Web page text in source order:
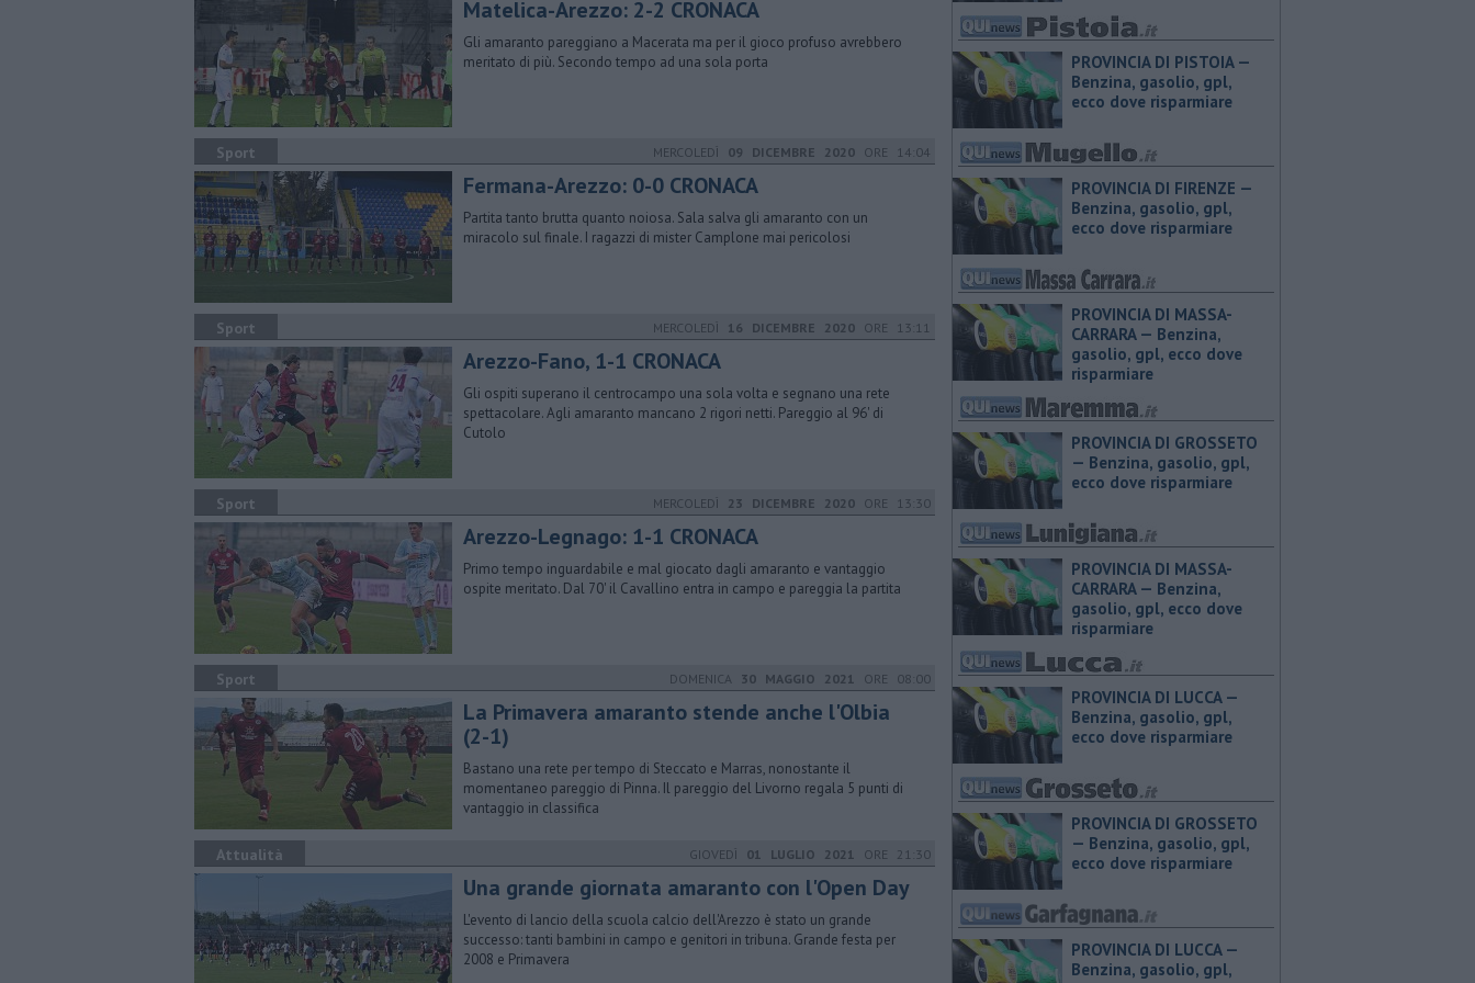
Matelica-Arezzo: 2-2 CRONACA
Gli amaranto pareggiano a Macerata ma per il gioco profuso avrebbero
meritato di più. Secondo tempo ad una sola porta
Sport MERCOLEDÌ 09 DICEMBRE 2020 ORE 14:04
Fermana-Arezzo: 0-0 CRONACA
Partita tanto brutta quanto noiosa. Sala salva gli amaranto con un
miracolo sul finale. I ragazzi di mister Camplone mai pericolosi
Sport MERCOLEDÌ 16 DICEMBRE 2020 ORE 13:11
Arezzo-Fano, 1-1 CRONACA
Gli ospiti superano il centrocampo una sola volta e segnano una rete
spettacolare. Agli amaranto mancano 2 rigori netti. Pareggio al 96' di
Cutolo
Sport MERCOLEDÌ 23 DICEMBRE 2020 ORE 13:30
Arezzo-Legnago: 1-1 CRONACA
Primo tempo inguardabile e mal giocato dagli amaranto e vantaggio
ospite meritato. Dal 70' il Cavallino entra in campo e pareggia la partita
Sport DOMENICA 30 MAGGIO 2021 ORE 08:00
La Primavera amaranto stende anche l'Olbia
(2-1)
Bastano una rete per tempo di Steccato e Marras, nonostante il
momentaneo pareggio di Pinna. Il pareggio del Livorno regala 5 punti di
vantaggio in classifica
Attualità GIOVEDÌ 01 LUGLIO 2021 ORE 21:30
Una grande giornata amaranto con l'Open Day
L'evento di lancio della scuola calcio dell'Arezzo è stato un grande
successo: tanti bambini in campo e genitori in tribuna. Grande festa per
2008 e Primavera
PROVINCIA DI PISTOIA — ​
Benzina, gasolio, gpl,
ecco dove risparmiare
PROVINCIA DI FIRENZE — ​
Benzina, gasolio, gpl,
ecco dove risparmiare
PROVINCIA DI MASSA-
CARRARA — ​Benzina,
gasolio, gpl, ecco dove
risparmiare
PROVINCIA DI GROSSETO
— ​Benzina, gasolio, gpl,
ecco dove risparmiare
PROVINCIA DI MASSA-
CARRARA — ​Benzina,
gasolio, gpl, ecco dove
risparmiare
PROVINCIA DI LUCCA — ​
Benzina, gasolio, gpl,
ecco dove risparmiare
PROVINCIA DI GROSSETO
— ​Benzina, gasolio, gpl,
ecco dove risparmiare
PROVINCIA DI LUCCA — ​
Benzina, gasolio, gpl,